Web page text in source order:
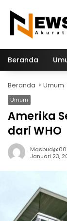
konten
Beranda
Beranda Umum
Umum
Amerika
dari WHO
Januari 23,